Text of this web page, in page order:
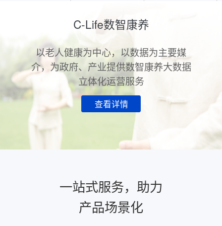
C-Life数智康养
以老人健康为中心，以数据为主要媒
介，为政府、产业提供数智康养大数据
立体化运营服务
查看详情
一站式服务，助力
产品场景化